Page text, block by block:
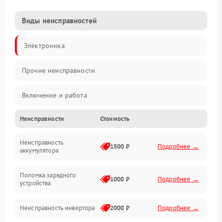
Виды неисправностей
Электроника
Прочие неисправности
Включение и работа
Работа с нагрузкой
Звук и индикация
Неисправности Стоимость
Неисправность
аккумулятора
1500 ₽ Подробнее →
Поломка зарядного
устройства
1000 ₽ Подробнее →
Неисправность инвертора 2000 ₽ Подробнее →